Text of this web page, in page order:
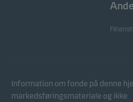
Information om fonde på denne
markedsføringsmateriale og ikke